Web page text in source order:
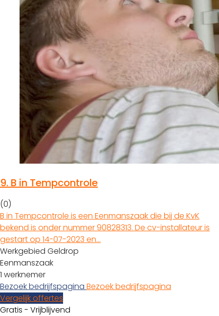
9. B in Tempcontrole
(0)
B in Tempcontrole is een Eenmanszaak die bij de KvK
bekend is onder nummer 90828313. De cv-installateur is
gestart op 14-07-2023 en…
Werkgebied Geldrop
Eenmanszaak
1 werknemer
Bezoek bedrijfspagina Bezoek bedrijfspagina
Vergelijk offertes
Gratis - Vrijblijvend